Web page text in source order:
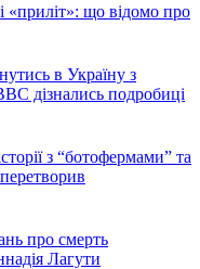
«приліт»: що відомо про
в Україну з
дізнались подробиці
з “ботофермами” та
про смерть
Лагути